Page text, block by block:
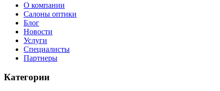
О компании
Салоны оптики
Блог
Новости
Услуги
Специалисты
Партнеры
Категории